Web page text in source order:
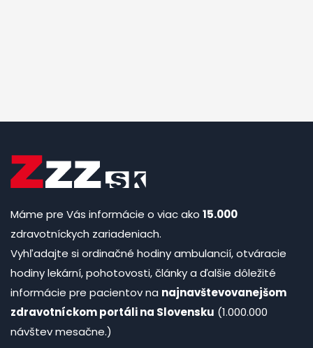
Máme pre Vás informácie o viac ako 15.000
zdravotníckych zariadeniach.
Vyhľadajte si ordinačné hodiny ambulancií, otváracie
hodiny lekární, pohotovosti, články a ďalšie dôležité
informácie pre pacientov na najnavštevovanejšom
zdravotníckom portáli na Slovensku (1.000.000
návštev mesačne.)